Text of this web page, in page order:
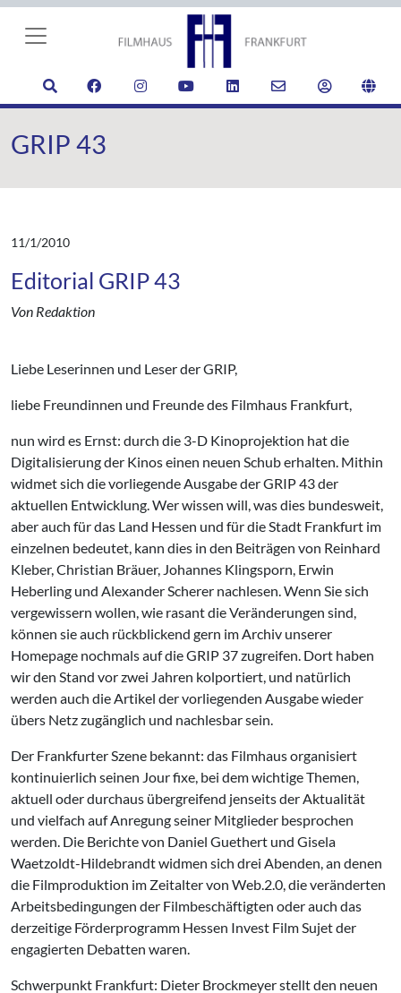
GRIP 43
11/1/2010
Editorial GRIP 43
Von Redaktion
Liebe Leserinnen und Leser der GRIP,
liebe Freundinnen und Freunde des Filmhaus Frankfurt,
nun wird es Ernst: durch die 3-D Kinoprojektion hat die
Digitalisierung der Kinos einen neuen Schub erhalten. Mithin
widmet sich die vorliegende Ausgabe der GRIP 43 der
aktuellen Entwicklung. Wer wissen will, was dies bundesweit,
aber auch für das Land Hessen und für die Stadt Frankfurt im
einzelnen bedeutet, kann dies in den Beiträgen von Reinhard
Kleber, Christian Bräuer, Johannes Klingsporn, Erwin
Heberling und Alexander Scherer nachlesen. Wenn Sie sich
vergewissern wollen, wie rasant die Veränderungen sind,
können sie auch rückblickend gern im Archiv unserer
Homepage nochmals auf die GRIP 37 zugreifen. Dort haben
wir den Stand vor zwei Jahren kolportiert, und natürlich
werden auch die Artikel der vorliegenden Ausgabe wieder
übers Netz zugänglich und nachlesbar sein.
Der Frankfurter Szene bekannt: das Filmhaus organisiert
kontinuierlich seinen Jour fixe, bei dem wichtige Themen,
aktuell oder durchaus übergreifend jenseits der Aktualität
und vielfach auf Anregung seiner Mitglieder besprochen
werden. Die Berichte von Daniel Guethert und Gisela
Waetzoldt-Hildebrandt widmen sich drei Abenden, an denen
die Filmproduktion im Zeitalter von Web.2.0, die veränderten
Arbeitsbedingungen der Filmbeschäftigten oder auch das
derzeitige Förderprogramm Hessen Invest Film Sujet der
engagierten Debatten waren.
Schwerpunkt Frankfurt: Dieter Brockmeyer stellt den neuen